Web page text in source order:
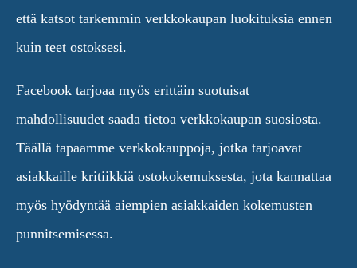
että katsot tarkemmin verkkokaupan luokituksia ennen
kuin teet ostoksesi.
Facebook tarjoaa myös erittäin suotuisat
mahdollisuudet saada tietoa verkkokaupan suosiosta.
Täällä tapaamme verkkokauppoja, jotka tarjoavat
asiakkaille kritiikkiä ostokokemuksesta, jota kannattaa
myös hyödyntää aiempien asiakkaiden kokemusten
punnitsemisessa.